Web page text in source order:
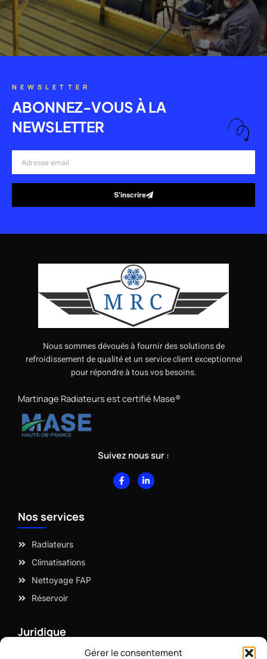
Gérer le consentement
NEWSLETTER
ABONNEZ-VOUS À LA
NEWSLETTER
email
S’inscrire
Nous sommes dévoués à fournir des solutions de
refroidissement de qualité et un service client exceptionnel
pour répondre à tous vos besoins.
Martinage Radiateurs est certifié Mase®
Suivez nous sur :
F
a
c
L
i
n
Nos services
Radiateurs
Climatisations
Nettoyage FAP
Réservoir
Juridique